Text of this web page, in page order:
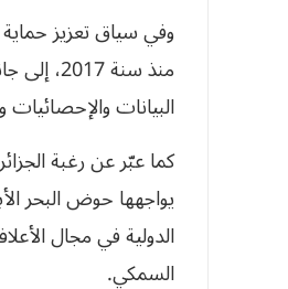
منذ
البيانات والإحصائيات
كما عبّر عن رغبة
يواجهها حوض البحر
الدولية في مجال
السمكي.